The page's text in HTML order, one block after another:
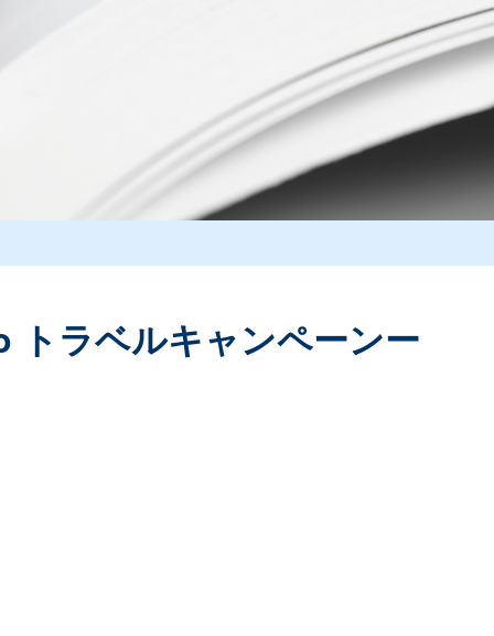
トラベルキャンペーンー